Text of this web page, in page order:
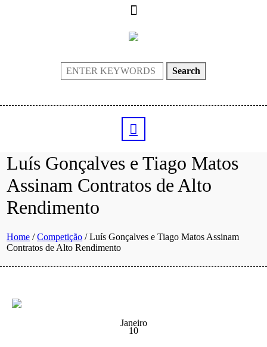
Search
Luís Gonçalves e Tiago Matos
Assinam Contratos de Alto
Rendimento
Home /Competição /Luís Gonçalves e Tiago Matos Assinam
Contratos de Alto Rendimento
Janeiro
10